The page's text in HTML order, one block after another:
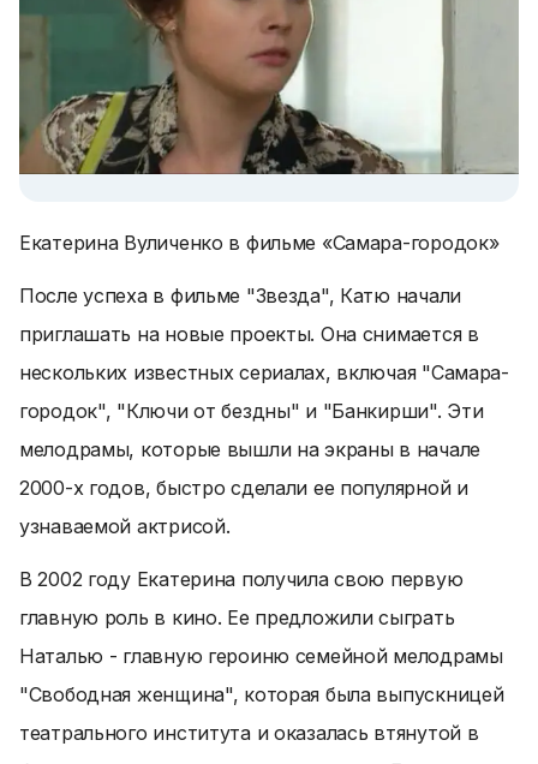
Екатерина Вуличенко в фильме «Самара-городок»
После успеха в фильме "Звезда", Катю начали
приглашать на новые проекты. Она снимается в
нескольких известных сериалах, включая "Самара-
городок", "Ключи от бездны" и "Банкирши". Эти
мелодрамы, которые вышли на экраны в начале
2000-х годов, быстро сделали ее популярной и
узнаваемой актрисой.
В 2002 году Екатерина получила свою первую
главную роль в кино. Ее предложили сыграть
Наталью - главную героиню семейной мелодрамы
"Свободная женщина", которая была выпускницей
театрального института и оказалась втянутой в